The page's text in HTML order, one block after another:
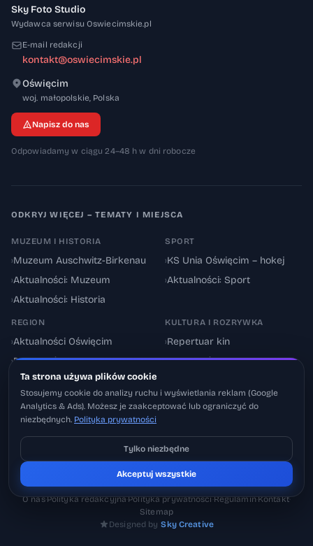
Sky Foto Studio
Wydawca serwisu Oswiecimskie.pl
E-mail redakcji
kontakt@oswiecimskie.pl
Oświęcim
woj. małopolskie, 32-600
Polska
Napisz do nas
Odpowiadamy w ciągu 24–48 h w dni robocze
ODKRYJ WIĘCEJ – TEMATY I MIEJSCA
MUZEUM I HISTORIA
›Muzeum Auschwitz-Birkenau
›Aktualności: Muzeum
›Aktualności: Historia
SPORT
›KS Unia Oświęcim – hokej
›Aktualności: Sport
REGION
›Aktualności Oświęcim
›Powiat oświęcimski
Utrudnienia drogowe
KULTURA I ROZRYWKA
›Repertuar kin
›Aktualności: Kultura
© 2026 Oswiecimskie.pl – Portal informacyjny Oświęcimia i powiatu
oświęcimskiego.
O nas·Polityka redakcyjna·Polityka prywatności·Regulamin·Kontakt·
Sitemap
Designed by Sky Creative
Ta strona używa plików cookie
Stosujemy cookie do analizy ruchu i wyświetlania reklam (Google
Analytics & Ads). Możesz je zaakceptować lub ograniczyć do
niezbędnych. Polityka prywatności
Tylko niezbędne
Akceptuj wszystkie
Pobierz na iOS